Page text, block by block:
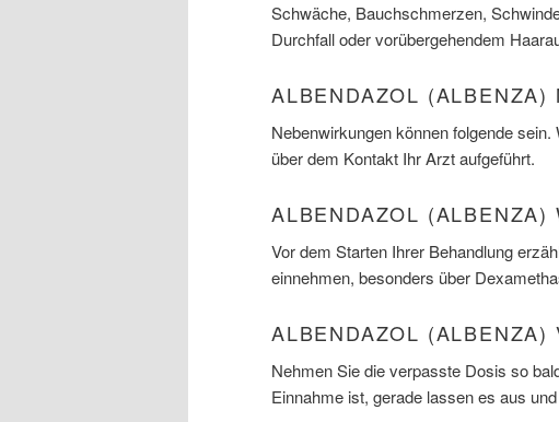
Schwäche, Bauchschmerzen,
Durchfall oder vorübergehendem
ALBENDAZOL (ALBENZA)
Nebenwirkungen können folgende
über dem Kontakt Ihr Arzt aufgeführt.
ALBENDAZOL (ALBENZA)
Vor dem Starten Ihrer Behandlung
einnehmen, besonders über
ALBENDAZOL (ALBENZA)
Nehmen Sie die verpasste Dosis so
Einnahme ist, gerade lassen es aus